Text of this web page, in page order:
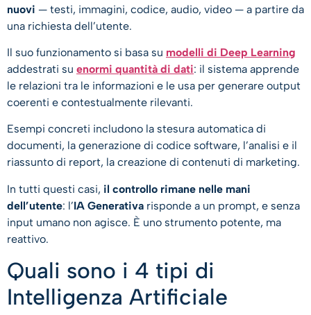
nuovi — testi, immagini, codice, audio, video — a partire da
una richiesta dell’utente.
Il suo funzionamento si basa su modelli di Deep Learning
addestrati su enormi quantità di dati: il sistema apprende
le relazioni tra le informazioni e le usa per generare output
coerenti e contestualmente rilevanti.
Esempi concreti includono la stesura automatica di
documenti, la generazione di codice software, l’analisi e il
riassunto di report, la creazione di contenuti di marketing.
In tutti questi casi, il controllo rimane nelle mani
dell’utente: l’IA Generativa risponde a un prompt, e senza
input umano non agisce. È uno strumento potente, ma
reattivo.
Quali sono i 4 tipi di
Intelligenza Artificiale